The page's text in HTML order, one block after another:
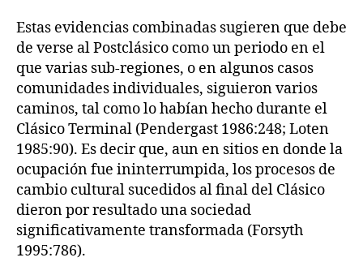
Estas evidencias combinadas sugieren que debe
de verse al Postclásico como un periodo en el
que varias sub-regiones, o en algunos casos
comunidades individuales, siguieron varios
caminos, tal como lo habían hecho durante el
Clásico Terminal (Pendergast 1986:248; Loten
1985:90). Es decir que, aun en sitios en donde la
ocupación fue ininterrumpida, los procesos de
cambio cultural sucedidos al final del Clásico
dieron por resultado una sociedad
significativamente transformada (Forsyth
1995:786).